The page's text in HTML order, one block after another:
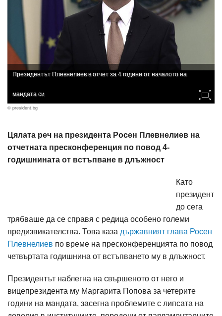
Президентът Плевнелиев в отчет за 4 години от началото на
мандата си
© president.bg
Цялата реч на президента Росен Плевнелиев на
отчетната пресконференция по повод 4-
годишнината от встъпване в длъжност
Като
президент
до сега
трябваше да се справя с редица особено големи
предизвикателства. Това каза държавният глава Росен
Плевнелиев по време на пресконференцията по повод
четвъртата годишнина от встъпването му в длъжност.
Президентът наблегна на свършеното от него и
вицепрезидента му Маргарита Попова за четерите
години на мандата, засегна проблемите с липсата на